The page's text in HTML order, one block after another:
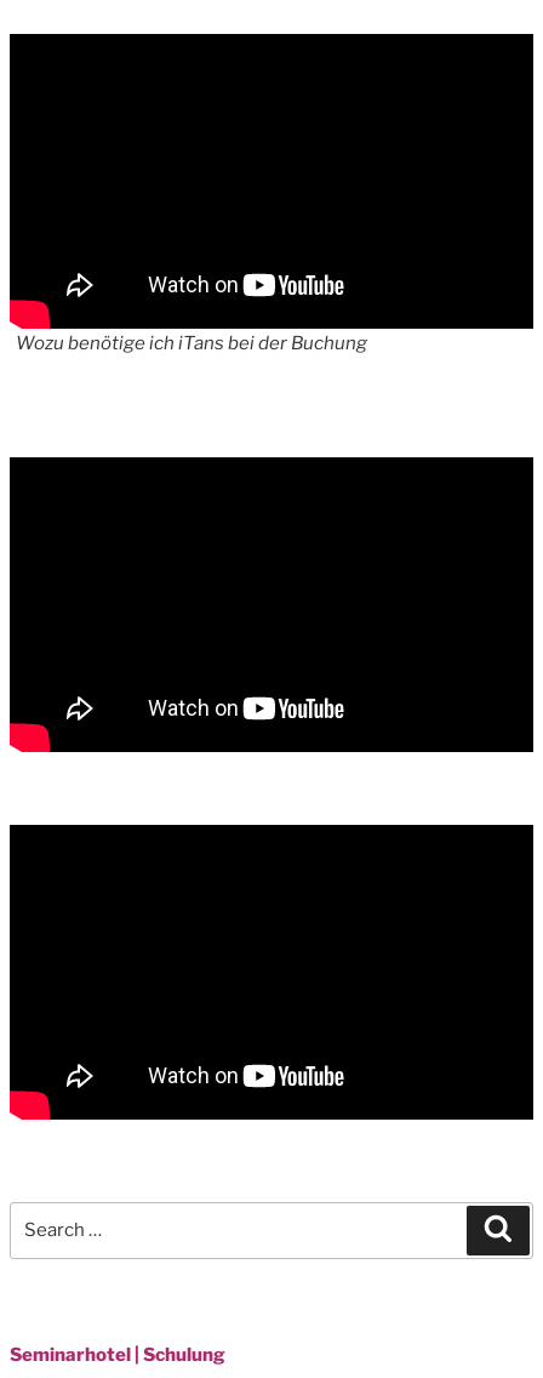
Wozu benötige ich iTans bei der Buchung
Seminarhotel | Schulung